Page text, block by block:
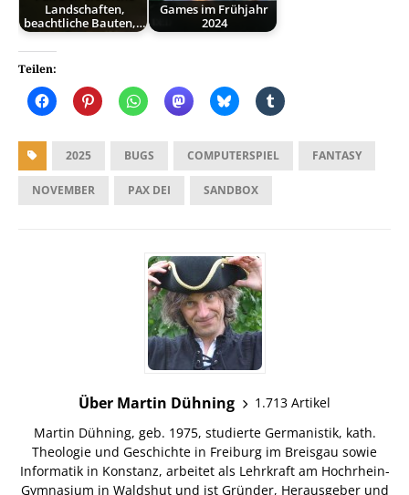
Landschaften,
beachtliche Bauten,…
Games im Frühjahr
2024
Teilen:
2025 BUGS COMPUTERSPIEL FANTASY
NOVEMBER PAX DEI SANDBOX
Über Martin Dühning
1.713 Artikel
Martin Dühning, geb. 1975, studierte Germanistik, kath.
Theologie und Geschichte in Freiburg im Breisgau sowie
Informatik in Konstanz, arbeitet als Lehrkraft am Hochrhein-
Gymnasium in Waldshut und ist Gründer, Herausgeber und